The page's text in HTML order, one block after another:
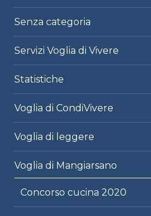
Senza categoria
Servizi Voglia di Vivere
Statistiche
Voglia di CondiVivere
Voglia di leggere
Voglia di Mangiarsano
Concorso cucina 2020